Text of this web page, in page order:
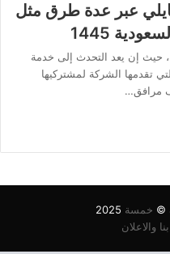
عبر عدة طرق مثل
1445
حيث إن يعد التحدث إلى خدمة
تقدمها الشركة لمشتركيها
مرافق…
© خمسة
والاعلان